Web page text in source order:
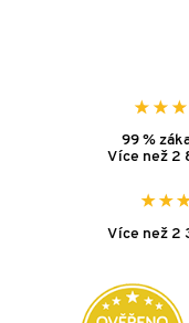
99 %
Více než 2
Více než 2